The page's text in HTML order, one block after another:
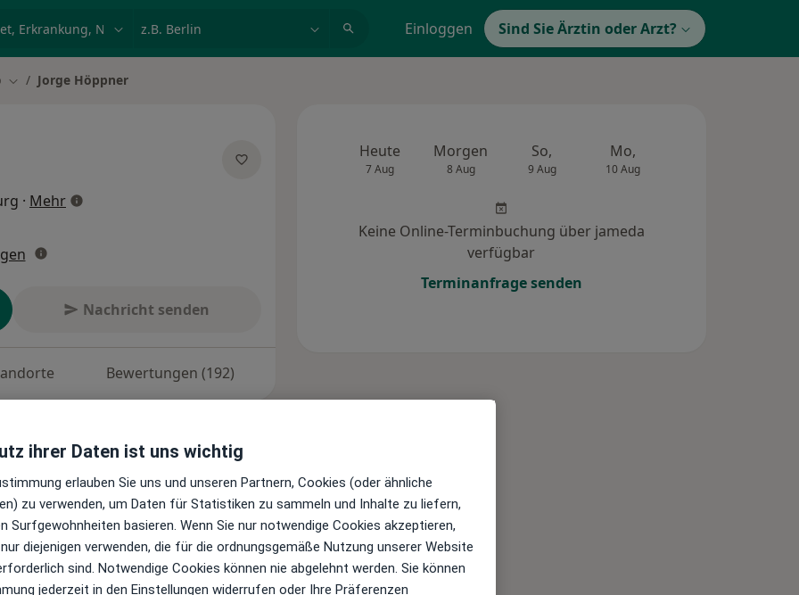
Einloggen Sind Sie Ärztin oder Arzt?
Stadt ändern
Jorge Höppner
· Mehrüber Spezialisierungen
Nachricht senden
Bewertungen (192)
Heute
7 Aug
Morgen
8 Aug
So,
9 Aug
Mo,
10 Aug
Keine Online-Terminbuchung über jameda
verfügbar
Terminanfrage senden
ihrer Daten ist uns wichtig
erlauben Sie uns und unseren Partnern, Cookies (oder ähnliche
zu verwenden, um Daten für Statistiken zu sammeln und Inhalte zu liefern,
Surfgewohnheiten basieren. Wenn Sie nur notwendige Cookies akzeptieren,
diejenigen verwenden, die für die ordnungsgemäße Nutzung unserer Website
sind. Notwendige Cookies können nie abgelehnt werden. Sie können
jederzeit in den Einstellungen widerrufen oder Ihre Präferenzen